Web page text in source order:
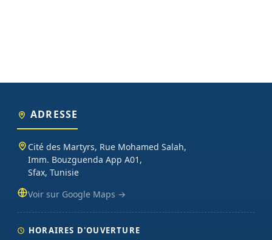
ADRESSE
Cité des Martyrs, Rue Mohamed Salah,
Imm. Bouzguenda App A01,
Sfax, Tunisie
Voir sur Google Maps →
HORAIRES D'OUVERTURE